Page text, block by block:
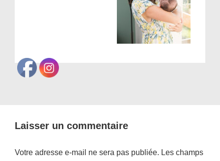
Laisser un commentaire
Votre adresse e-mail ne sera pas publiée. Les champs